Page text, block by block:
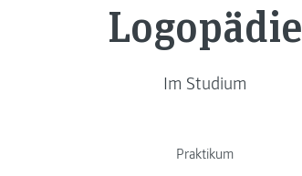
Logopädie
Im Studium
Praktikum